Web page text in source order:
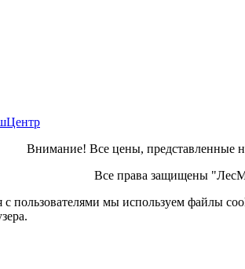
Внимание! Все цены, представленные
Все права защищены
пользователями мы используем файлы